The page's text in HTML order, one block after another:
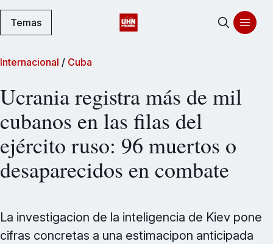
Temas
Internacional / Cuba
Ucrania registra más de mil
cubanos en las filas del
ejército ruso: 96 muertos o
desaparecidos en combate
La investigacion de la inteligencia de Kiev pone
cifras concretas a una estimacipon anticipada